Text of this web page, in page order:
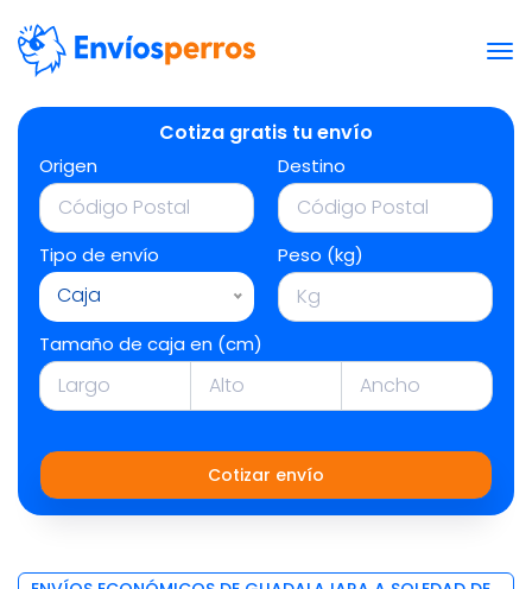
Cotiza gratis tu envío
Origen Destino
Tipo de envío
Caja
Peso (kg)
Tamaño de caja en (cm)
Cotizar envío